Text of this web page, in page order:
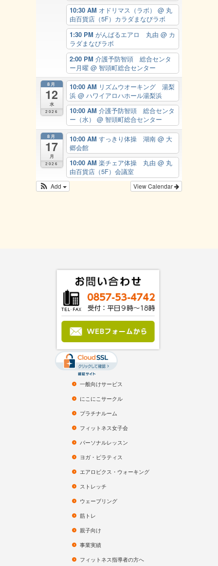
10:30 AM オドリマス（ラボ） @ 丸
由百貨店（5F）カラダまなびラボ
1:30 PM がんばるエアロ 丸由 @ カ
ラダまなびラボ
2:00 PM 介護予防智頭 総合センタ
ー月曜 @ 智頭町総合センター
8月
12
水
2026
10:00 AM リズムウオーキング 湯梨
浜 @ ハワイアロハホール湯梨浜
10:00 AM 介護予防智頭 総合センタ
ー（水） @ 智頭町総合センター
8月
17
月
2026
10:00 AM すっきり体操 湖南 @ 大
郷会館
10:00 AM 楽チェア体操 丸由 @ 丸
由百貨店（5F）会議室
View Calendar
Add
一般向けサービス
にこにこサークル
プラチナルーム
フィットネス女子会
パーソナルレッスン
ヨガ・ピラティス
エアロビクス・ウォーキング
ストレッチ
ウェーブリング
筋トレ
親子向け
事業実績
フィットネス指導者の方へ